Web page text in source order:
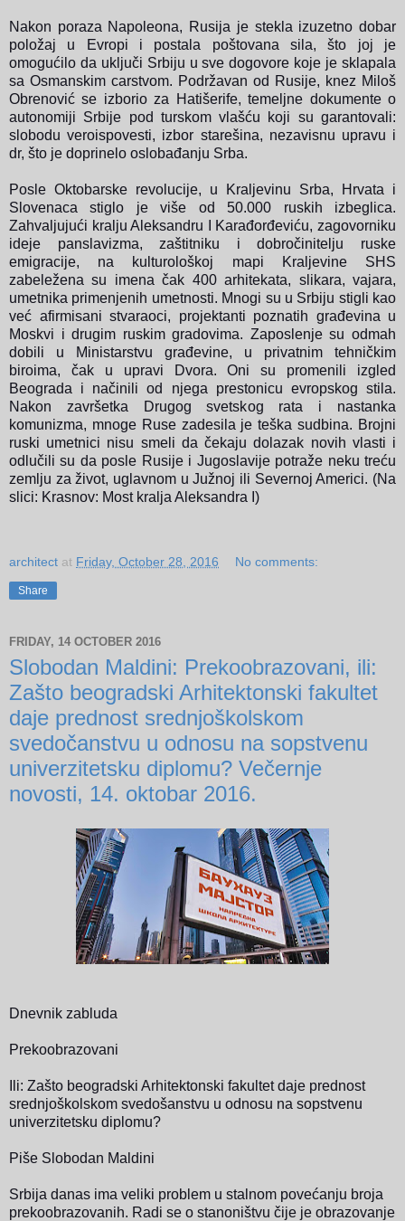
Nakon poraza Napoleona, Rusija je stekla izuzetno dobar
položaj u Evropi i postala poštovana sila, što joj je
omogućilo da uključi Srbiju u sve dogovore koje je sklapala
sa Osmanskim carstvom. Podržavan od Rusije, knez Miloš
Obrenović se izborio za Hatišerife, temeljne dokumente o
autonomiji Srbije pod turskom vlašću koji su garantovali:
slobodu veroispovesti, izbor starešina, nezavisnu upravu i
dr, što je doprinelo oslobađanju Srba.
Posle Oktobarske revolucije, u Kraljevinu Srba, Hrvata i
Slovenaca stiglo je više od 50.000 ruskih izbeglica.
Zahvaljujući kralju Aleksandru I Karađorđeviću, zagovorniku
ideje panslavizma, zaštitniku i dobročinitelju ruske
emigracije, na kulturološkoj mapi Kraljevine SHS
zabeležena su imena čak 400 arhitekata, slikara, vajara,
umetnika primenjenih umetnosti. Mnogi su u Srbiju stigli kao
već afirmisani stvaraoci, projektanti poznatih građevina u
Moskvi i drugim ruskim gradovima. Zaposlenje su odmah
dobili u Ministarstvu građevine, u privatnim tehničkim
biroima, čak u upravi Dvora.Oni su promenili izgled
Beograda i načinili od njega prestonicu evropskog stila.
Nakon završetka Drugog svetskog rata i nastanka
komunizma, mnoge Ruse zadesila je teška sudbina. Brojni
ruski umetnici nisu smeli da čekaju dolazak novih vlasti i
odlučili su da posle Rusije i Jugoslavije potraže neku treću
zemlju za život, uglavnom u Južnoj ili Severnoj Americi. (Na
slici: Krasnov: Most kralja Aleksandra I)
architect at Friday, October 28, 2016 No comments:
Share
FRIDAY, 14 OCTOBER 2016
Slobodan Maldini: Prekoobrazovani, ili:
Zašto beogradski Arhitektonski fakultet
daje prednost srednjoškolskom
svedočanstvu u odnosu na sopstvenu
univerzitetsku diplomu? Večernje
novosti, 14. oktobar 2016.
Dnevnik zabluda
Prekoobrazovani
Ili: Zašto beogradski Arhitektonski fakultet daje prednost
srednjoškolskom svedošanstvu u odnosu na sopstvenu
univerzitetsku diplomu?
Piše Slobodan Maldini
Srbija danas ima veliki problem u stalnom povećanju broja
prekoobrazovanih. Radi se o stanoništvu čije je obrazovanje